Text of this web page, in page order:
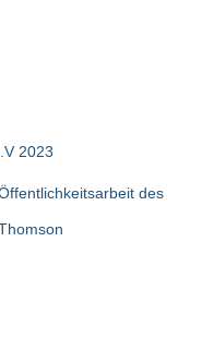
2023
des